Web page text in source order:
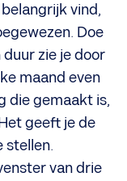
vind,
Doe
zie je door
maand even
die gemaakt is,
geeft je de
stellen.
van drie